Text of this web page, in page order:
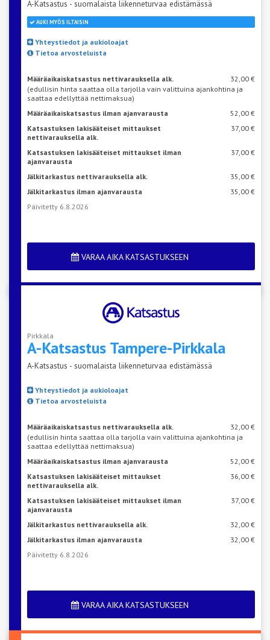
A-Katsastus - suomalaista liikenneturvaa edistämässä
AUKI MYÖS ILTAISIN
Yhteystiedot ja aukioloajat
Tietoa arvosteluista
Määräaikaiskatsastus nettivarauksella alk.
32,00 €
(edullisin hinta saattaa olla tarjolla vain valittuina ajankohtina ja
saattaa edellyttää nettimaksua)
Määräaikaiskatsastus ilman ajanvarausta
52,00 €
Katsastuksen lakisääteiset mittaukset
nettivarauksella alk.
37,00 €
Katsastuksen lakisääteiset mittaukset ilman
ajanvarausta
37,00 €
Jälkitarkastus nettivarauksella alk.
35,00 €
Jälkitarkastus ilman ajanvarausta
35,00 €
Päivitetty 6.8.2026
VARAA AIKA KATSASTUKSEEN
Pirkkala
A-Katsastus Tampere-Pirkkala
A-Katsastus - suomalaista liikenneturvaa edistämässä
Yhteystiedot ja aukioloajat
Tietoa arvosteluista
Määräaikaiskatsastus nettivarauksella alk.
32,00 €
(edullisin hinta saattaa olla tarjolla vain valittuina ajankohtina ja
saattaa edellyttää nettimaksua)
Määräaikaiskatsastus ilman ajanvarausta
52,00 €
Katsastuksen lakisääteiset mittaukset
nettivarauksella alk.
36,00 €
Katsastuksen lakisääteiset mittaukset ilman
ajanvarausta
37,00 €
Jälkitarkastus nettivarauksella alk.
32,00 €
Jälkitarkastus ilman ajanvarausta
32,00 €
Päivitetty 6.8.2026
VARAA AIKA KATSASTUKSEEN